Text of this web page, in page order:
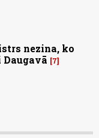
nezina, ko
7